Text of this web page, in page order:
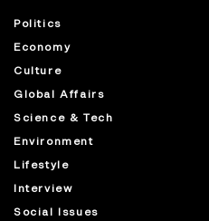
Politics
Economy
Culture
Global Affairs
Science & Tech
Environment
Lifestyle
Interview
Social Issues